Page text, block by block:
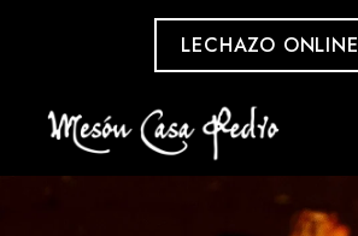
LECHAZO ONLINE